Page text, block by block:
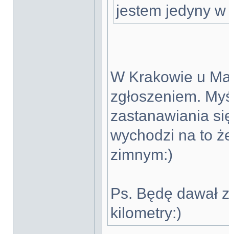
jestem jedyny
W Krakowie u
zgłoszeniem.
zastanawiania
wychodzi na to
zimnym:)
Ps. Będę dawał
kilometry:)